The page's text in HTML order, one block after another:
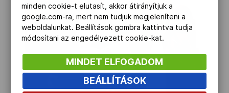
minden cookie-t elutasít, akkor átirányítjuk a
google.com-ra, mert nem tudjuk megjeleníteni a
weboldalunkat. Beállítások gombra kattintva tudja
módosítani az engedélyezett cookie-kat.
MINDET ELFOGADOM
BEÁLLÍTÁSOK